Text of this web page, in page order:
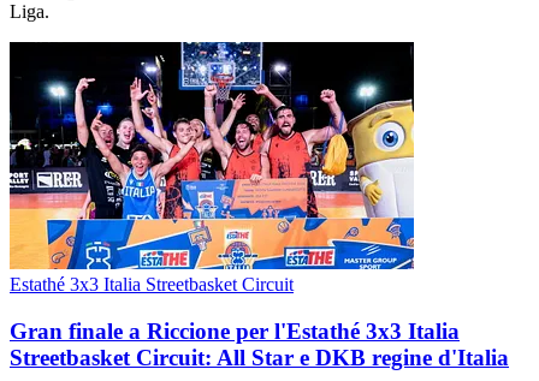
Liga.
Estathé 3x3 Italia Streetbasket Circuit
Gran finale a Riccione per l'Estathé 3x3 Italia
Streetbasket Circuit: All Star e DKB regine d'Italia